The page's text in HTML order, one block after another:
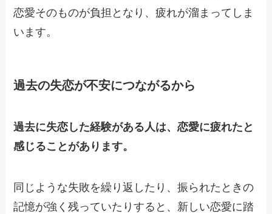
恋愛そのものが負担となり、疲れが溜まってしま
います。
過去の失恋が不安につながるから
過去に失恋した経験がある人は、恋愛に疲れたと
感じることがあります。
同じような失敗を繰り返したり、振られたときの
記憶が強く残っていたりすると、新しい恋愛に踏